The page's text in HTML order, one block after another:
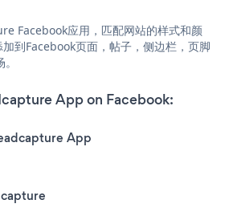
Facebook应用，匹配网站的样式和颜
到Facebook页面，帖子，侧边栏，页脚
App on Facebook:
App